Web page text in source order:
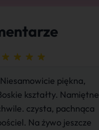
piękna,
kształty. Namiętne
czysta, pachnąca
Na żywo jeszcze